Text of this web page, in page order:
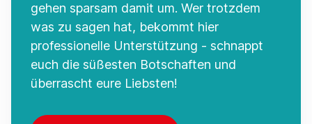
gehen sparsam damit um. Wer trotzdem
was zu sagen hat, bekommt hier
professionelle Unterstützung - schnappt
euch die süßesten Botschaften und
überrascht eure Liebsten!